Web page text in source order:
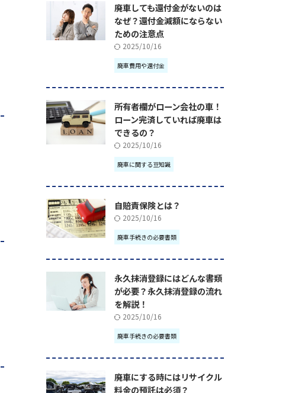
廃車しても還付金がないのは
なぜ？還付金減額にならない
ための注意点
2025/10/16
廃車費用や還付金
所有者欄がローン会社の車！
ローン完済していれば廃車は
できるの？
2025/10/16
廃車に関する豆知識
自賠責保険とは？
2025/10/16
廃車手続きの必要書類
永久抹消登録にはどんな書類
が必要？永久抹消登録の流れ
を解説！
2025/10/16
廃車手続きの必要書類
廃車にする時にはリサイクル
料金の預託は必須？